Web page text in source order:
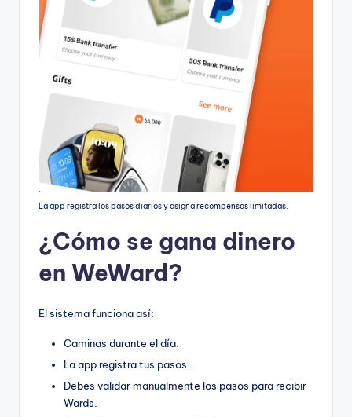
La app registra los pasos diarios y asigna recompensas limitadas.
¿Cómo se gana dinero
en WeWard?
El sistema funciona así:
Caminas durante el día.
La app registra tus pasos.
Debes validar manualmente los pasos para recibir
Wards.